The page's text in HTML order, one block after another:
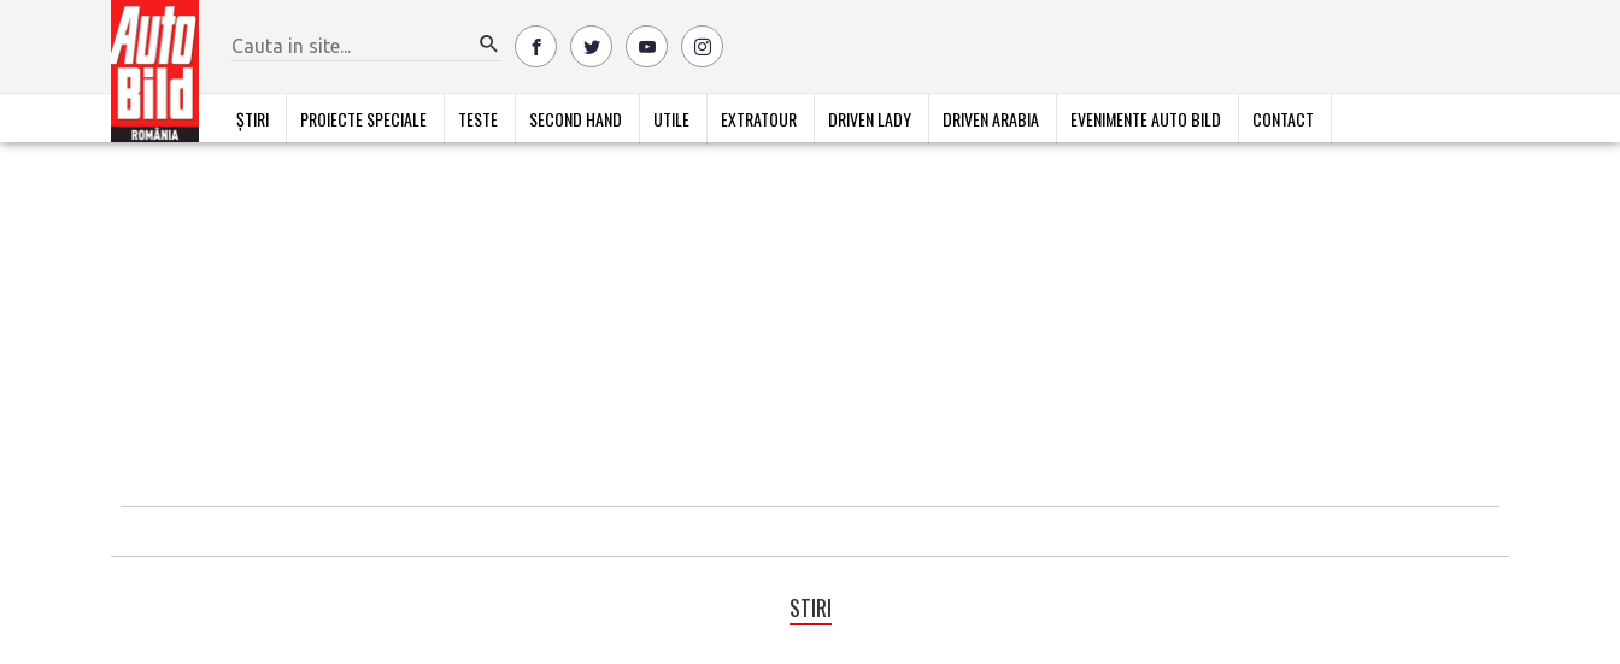
ȘTIRI PROIECTE SPECIALE TESTE SECOND HAND UTILE EXTRATOUR DRIVEN LADY DRIVEN ARABIA EVENIMENTE AUTO BILD CONTACT
STIRI